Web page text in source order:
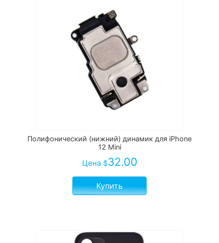
Полифонический (нижний) динамик для iPhone
12 Mini
Цена $32.00
Купить